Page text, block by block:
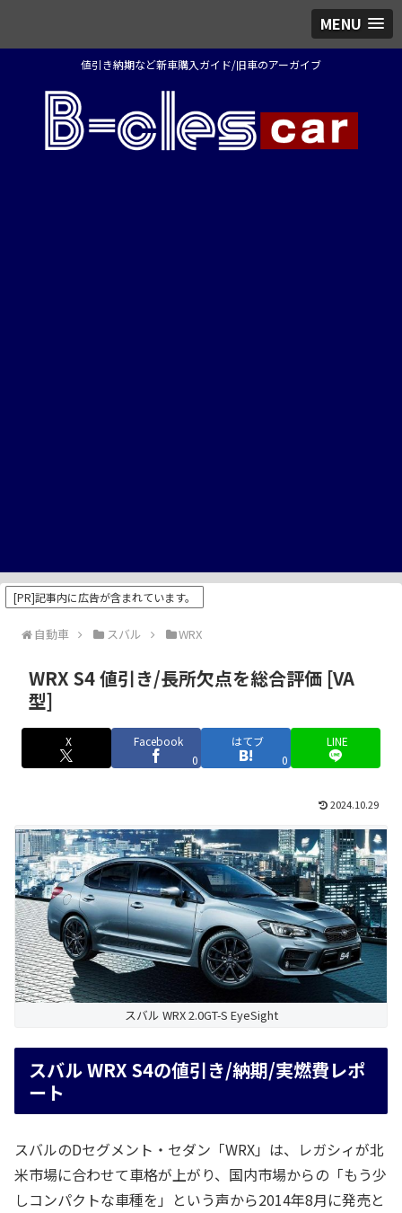
MENU
値引き納期など新車購入ガイド/旧車のアーガイブ
[PR]記事内に広告が含まれています。
自動車 スバル WRX
WRX S4 値引き/長所欠点を総合評価 [VA
型]
X
Facebook
0
はてブ
0
LINE
2024.10.29
スバル WRX 2.0GT-S EyeSight
スバル WRX S4の値引き/納期/実燃費レポ
ート
スバルのDセグメント・セダン「WRX」は、レガシィが北
米市場に合わせて車格が上がり、国内市場からの「もう少
しコンパクトな車種を」という声から2014年8月に発売と